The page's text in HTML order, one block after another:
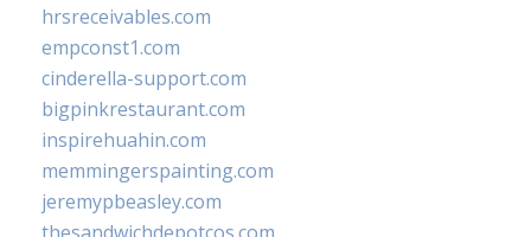
hrsreceivables.com
empconst1.com
cinderella-support.com
bigpinkrestaurant.com
inspirehuahin.com
memmingerspainting.com
jeremypbeasley.com